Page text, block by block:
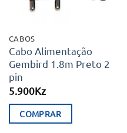
CABOS
Cabo Alimentação
Gembird 1.8m Preto 2
pin
5.900Kz
COMPRAR